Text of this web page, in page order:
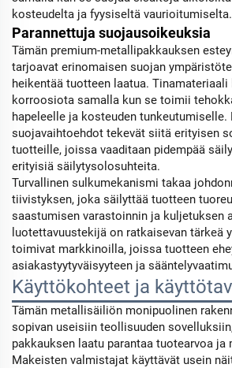
kosteudelta ja fyysiseltä vaurioitumiselta.
Parannettuja suojausoikeuksia
Tämän premium-metallipakkauksen
tarjoavat erinomaisen suojan
heikentää tuotteen laatua.
korroosiota samalla kun se toimii
hapeleelle ja kosteuden tunkeutumiselle.
suojavaihtoehdot tekevät siitä erityisen
tuotteille, joissa vaaditaan pidempää
erityisiä säilytysolosuhteita.
Turvallinen sulkumekanismi takaa
tiivistyksen, joka säilyttää tuotteen
saastumisen varastoinnin ja kuljetuksen
luotettavuustekijä on ratkaisevan tärkeä
toimivat markkinoilla, joissa tuotteen
asiakastyytyväisyyteen ja
Käyttökohteet ja
Tämän metallisäiliön monipuolinen
sopivan useisiin teollisuuden
pakkauksen laatu parantaa tuotearvoa ja
Makeisten valmistajat käyttävät usein